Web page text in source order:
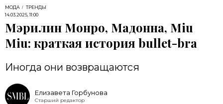
МОДА
ТРЕНДЫ
14.03.2025, 11:00
Мэрилин Монро, Мадонна, Miu
Miu: краткая история bullet-bra
Иногда они возвращаются
Елизавета Горбунова
Старший редактор